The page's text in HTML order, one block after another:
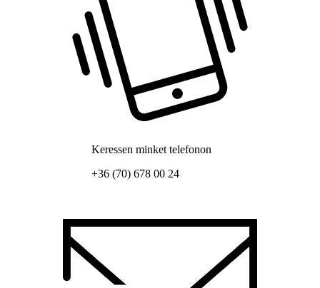
Keressen minket telefonon
+36 (70) 678 00 24